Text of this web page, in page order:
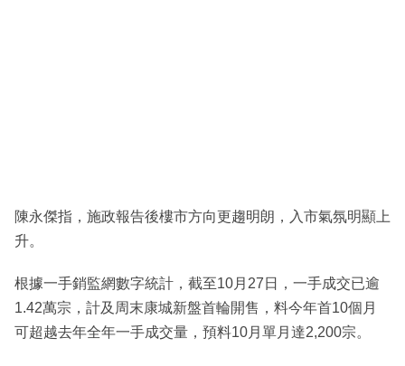
陳永傑指，施政報告後樓市方向更趨明朗，入市氣氛明顯上
升。
根據一手銷監網數字統計，截至10月27日，一手成交已逾
1.42萬宗，計及周末康城新盤首輪開售，料今年首10個月
可超越去年全年一手成交量，預料10月單月達2,200宗。